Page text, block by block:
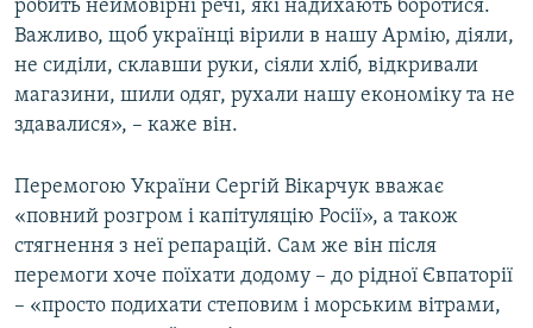
робить неймовірні речі, які надихають боротися.
Важливо, щоб українці вірили в нашу Армію, діяли,
не сиділи, склавши руки, сіяли хліб, відкривали
магазини, шили одяг, рухали нашу економіку та не
здавалися», – каже він.
Перемогою України Сергій Вікарчук вважає
«повний розгром і капітуляцію Росії», а також
стягнення з неї репарацій. Сам же він після
перемоги хоче поїхати додому – до рідної Євпаторії
– «просто подихати степовим і морським вітрами,